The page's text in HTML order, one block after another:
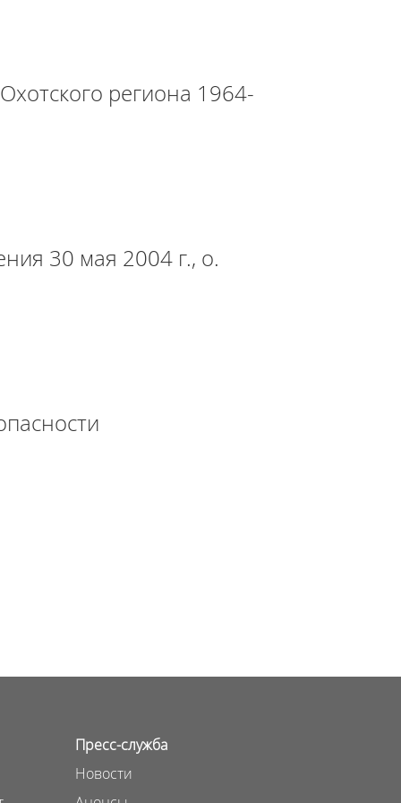
региона 1964-
30 мая 2004 г., о.
Пресс-служба
Новости